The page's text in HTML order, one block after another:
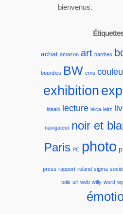
bienvenus.
achat amazon art barthes
bourdieu BW cms
exhibition
idealo lecture leica leitz
navigateur noir et
Paris PC photo
press rapport roland sigma
toile url web willy word